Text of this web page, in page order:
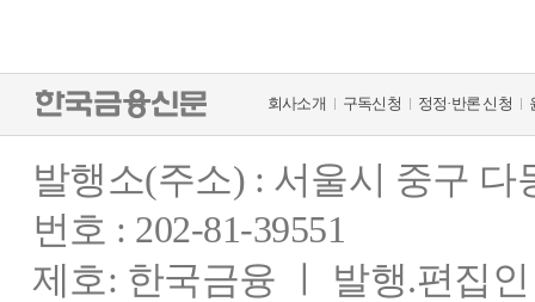
회사소개 구독신청 정정·반론 신청
발행소(주소) : 서울시 중구
번호 : 202-81-39551
제호: 한국금융 ㅣ 발행.편집